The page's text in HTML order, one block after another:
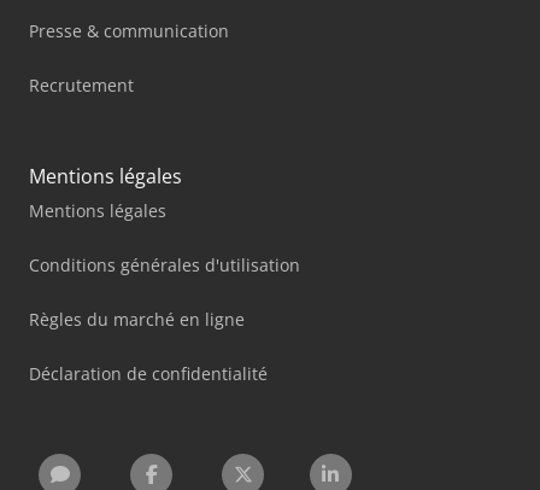
Presse & communication
Recrutement
Mentions légales
Mentions légales
Conditions générales d'utilisation
Règles du marché en ligne
Déclaration de confidentialité